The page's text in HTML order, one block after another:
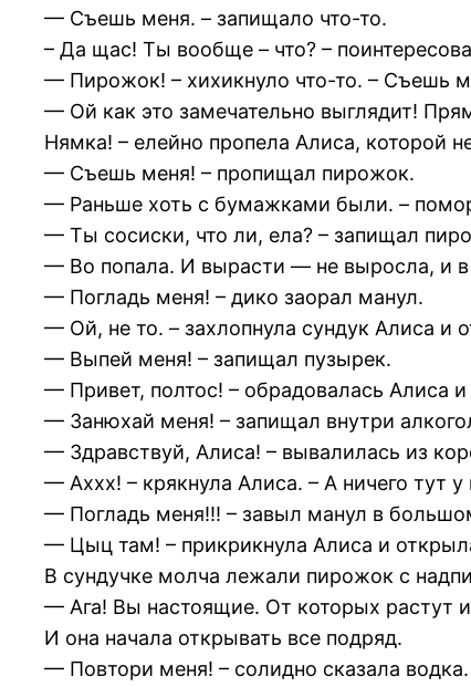
— Съешь меня. – запищало что-то.
– Да щас! Ты вообще – что? –
— Пирожок! – хихикнуло что-то. – Съешь
— Ой как это замечательно выглядит!
Нямка! – елейно пропела Алиса, которой
— Съешь меня! – пропищал пирожок.
— Раньше хоть с бумажками были. –
— Ты сосиски, что ли, ела? – запищал
— Во попала. И вырасти — не выросла, и
— Погладь меня! – дико заорал манул.
— Ой, не то. – захлопнула сундук Алиса и
— Выпей меня! – запищал пузырек.
— Привет, полтос! – обрадовалась Алиса
— Занюхай меня! – запищал внутри
— Здравствуй, Алиса! – вывалилась из
— Аххх! – крякнула Алиса. – А ничего тут у
— Погладь меня!!! – завыл манул в
— Цыц там! – прикрикнула Алиса и
В сундучке молча лежали пирожок с
— Ага! Вы настоящие. От которых растут
И она начала открывать все подряд.
— Повтори меня! – солидно сказала водка.